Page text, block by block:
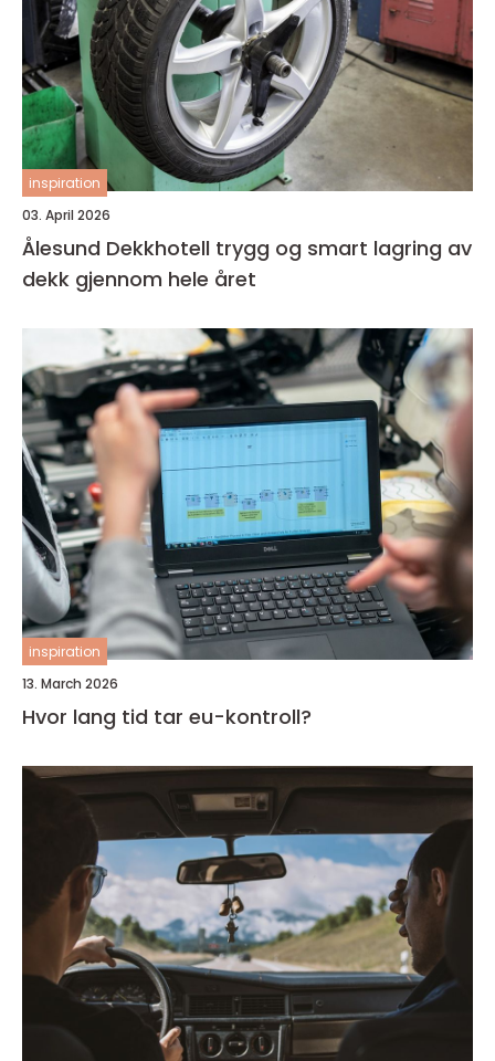
inspiration
03. April 2026
Ålesund Dekkhotell trygg og smart lagring av
dekk gjennom hele året
inspiration
13. March 2026
Hvor lang tid tar eu-kontroll?